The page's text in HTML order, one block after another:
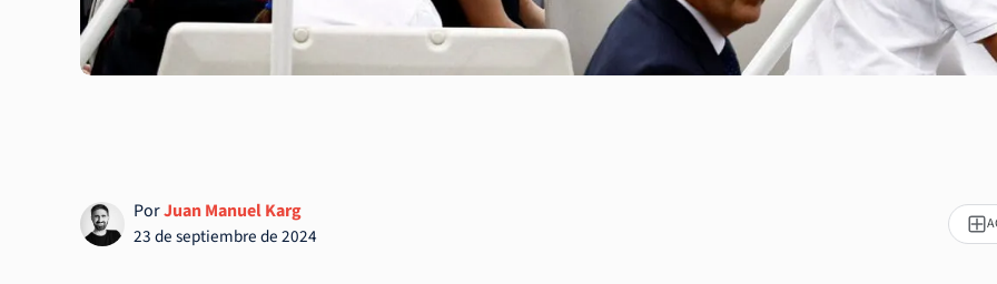
PorJuan Manuel Karg
23 de septiembre de 2024